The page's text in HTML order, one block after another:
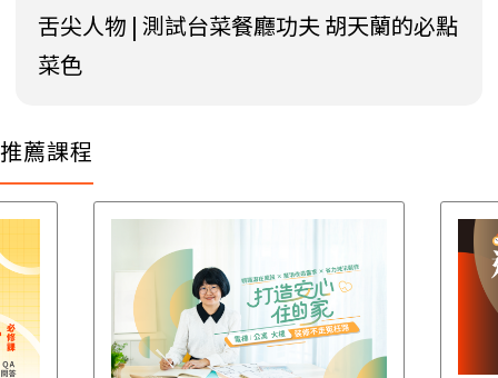
舌尖人物 | 測試台菜餐廳功夫 胡天蘭的必點
菜色
推薦課程